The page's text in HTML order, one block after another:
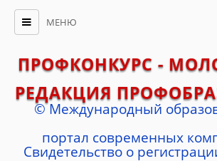
МЕНЮ
ПРОФКОНКУРС -
РЕДАКЦИЯ
© Международный
портал современных
Cвидетельство о